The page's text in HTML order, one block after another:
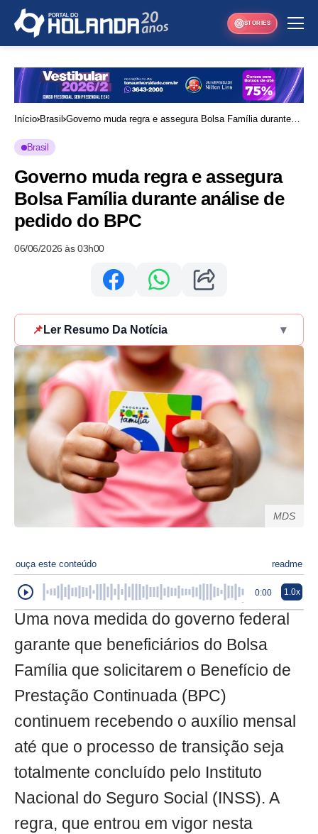
STORIES
Início Brasil Governo muda regra e assegura Bolsa Família durante
Brasil
Governo muda regra e assegura
Bolsa Família durante análise de
pedido do BPC
06/06/2026 às 03h00
📌 Ler Resumo Da Notícia ▾
MDS
ouça este conteúdo readme
0:00 1.0x
Uma nova medida do governo federal
garante que beneficiários do Bolsa
Família que solicitarem o Benefício de
Prestação Continuada (BPC)
continuem recebendo o auxílio mensal
até que o processo de transição seja
totalmente concluído pelo Instituto
Nacional do Seguro Social (INSS). A
regra, que entrou em vigor nesta